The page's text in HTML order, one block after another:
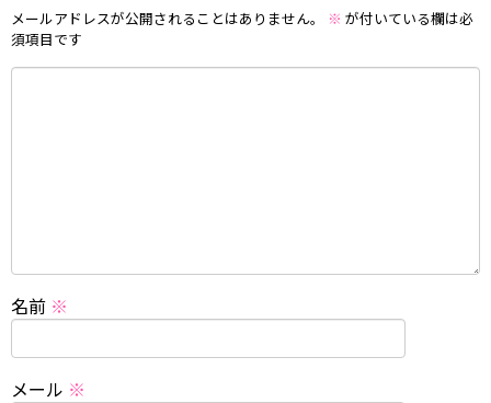
メールアドレスが公開されることはありません。 ※ が付いている欄は必
須項目です
名前 ※
メール ※